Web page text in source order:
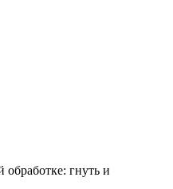
гнуть и